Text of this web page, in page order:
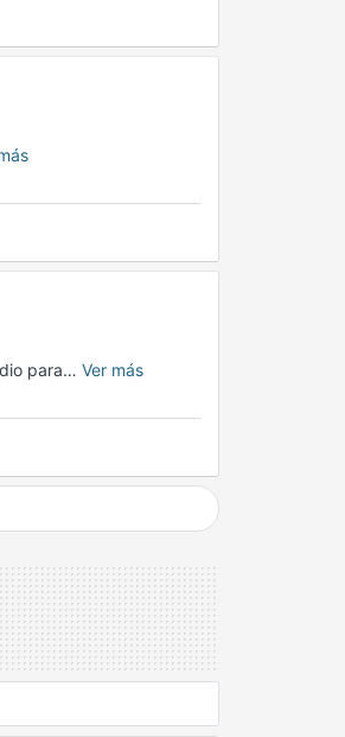
para… Ver más